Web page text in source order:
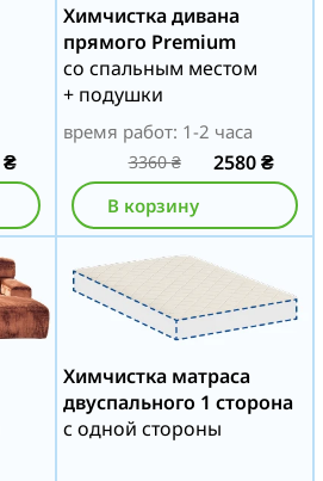
₴
Химчистка дивана
прямого Premium
со спальным местом
+ подушки
время работ: 1-2 часа
3360₴ 2580₴
В корзину
Химчистка матраса
двуспального 1 сторона
с одной стороны